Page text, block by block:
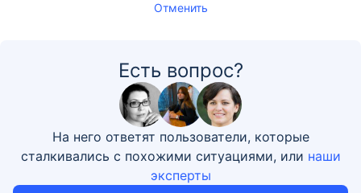
Отменить
Есть вопрос?
На него ответят пользователи, которые
сталкивались с похожими ситуациями, или наши
эксперты